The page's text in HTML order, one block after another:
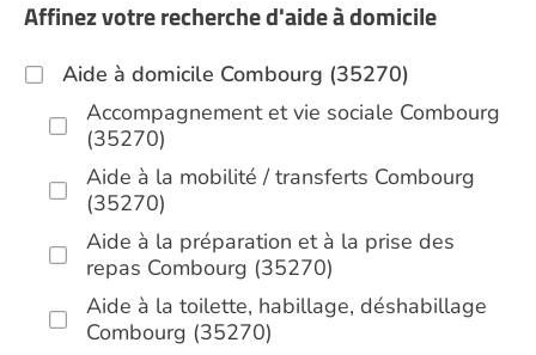
Affinez votre recherche d'aide à domicile
Aide à domicile Combourg (35270)
Accompagnement et vie sociale Combourg
(35270)
Aide à la mobilité / transferts Combourg
(35270)
Aide à la préparation et à la prise des
repas Combourg (35270)
Aide à la toilette, habillage, déshabillage
Combourg (35270)